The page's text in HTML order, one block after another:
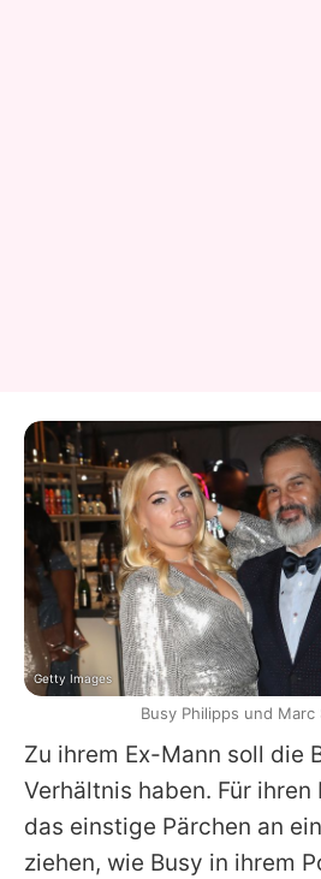
Zu ihrem Ex-Mann soll die
Verhältnis haben. Für
das einstige Pärchen an
ziehen, wie Busy in ihrem
Getty Images
Busy Philipps und Marc